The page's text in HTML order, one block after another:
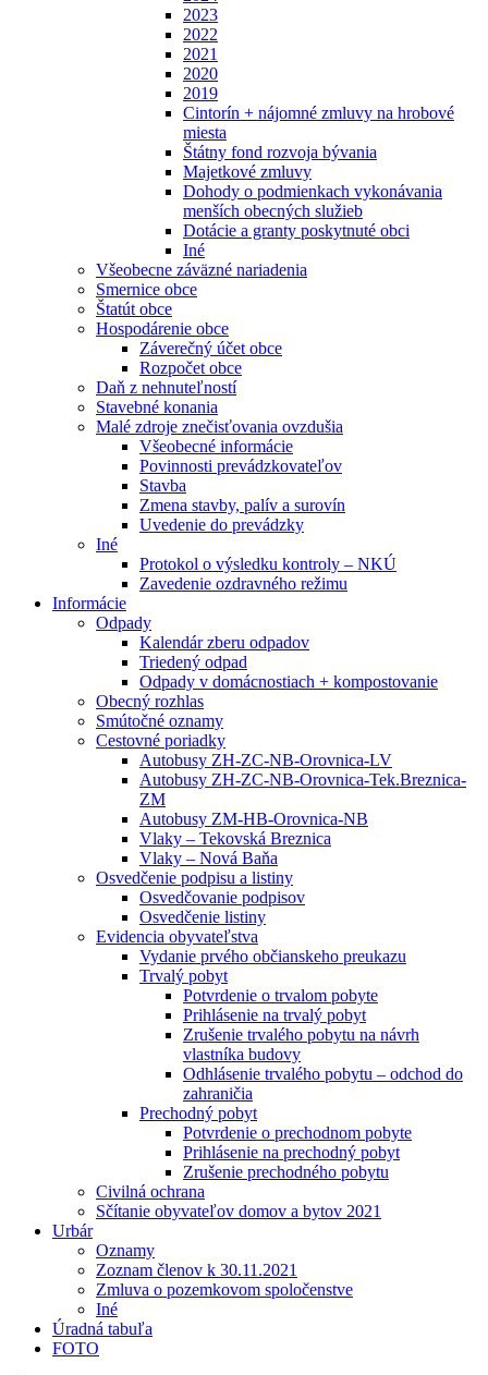
2023
2022
2021
2020
2019
Cintorín + nájomné zmluvy na hrobové
miesta
Štátny fond rozvoja bývania
Majetkové zmluvy
Dohody o podmienkach vykonávania
menších obecných služieb
Dotácie a granty poskytnuté obci
Iné
Všeobecne záväzné nariadenia
Smernice obce
Štatút obce
Hospodárenie obce
Záverečný účet obce
Rozpočet obce
Daň z nehnuteľností
Stavebné konania
Malé zdroje znečisťovania ovzdušia
Všeobecné informácie
Povinnosti prevádzkovateľov
Stavba
Zmena stavby, palív a surovín
Uvedenie do prevádzky
Iné
Protokol o výsledku kontroly – NKÚ
Zavedenie ozdravného režimu
Informácie
Odpady
Kalendár zberu odpadov
Triedený odpad
Odpady v domácnostiach + kompostovanie
Obecný rozhlas
Smútočné oznamy
Cestovné poriadky
Autobusy ZH-ZC-NB-Orovnica-LV
Autobusy ZH-ZC-NB-Orovnica-Tek.Breznica-
ZM
Autobusy ZM-HB-Orovnica-NB
Vlaky – Tekovská Breznica
Vlaky – Nová Baňa
Osvedčenie podpisu a listiny
Osvedčovanie podpisov
Osvedčenie listiny
Evidencia obyvateľstva
Vydanie prvého občianskeho preukazu
Trvalý pobyt
Potvrdenie o trvalom pobyte
Prihlásenie na trvalý pobyt
Zrušenie trvalého pobytu na návrh
vlastníka budovy
Odhlásenie trvalého pobytu – odchod do
zahraničia
Prechodný pobyt
Potvrdenie o prechodnom pobyte
Prihlásenie na prechodný pobyt
Zrušenie prechodného pobytu
Civilná ochrana
Sčítanie obyvateľov domov a bytov 2021
Urbár
Oznamy
Zoznam členov k 30.11.2021
Zmluva o pozemkovom spoločenstve
Iné
Úradná tabuľa
FOTO